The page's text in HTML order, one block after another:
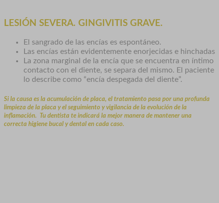
LESIÓN SEVERA. GINGIVITIS GRAVE.
El sangrado de las encías es espontáneo.
Las encías están evidentemente enorjecidas e hinchadas
La zona marginal de la encía que se encuentra en íntimo
contacto con el diente, se separa del mismo. El paciente
lo describe como “encía despegada del diente”.
Si la causa es la acumulación de placa, el tratamiento pasa por una profunda
limpieza de la placa y el seguimiento y vigilancia de la evolución de la
inflamación. Tu dentista te indicará la mejor manera de mantener una
correcta higiene bucal y dental en cada caso.